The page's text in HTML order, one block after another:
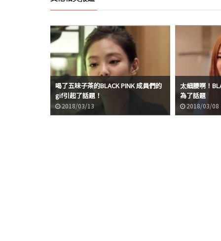
喝了五味子茶的BLACK PINK 成員們的
gif引起了話題！
2018/03/13
太細腰啊！
為了話題
2018/03/08